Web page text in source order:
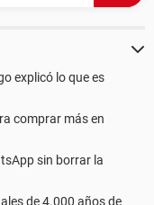
explicó lo que es
comprar más en
sin borrar la
de 4.000 años de